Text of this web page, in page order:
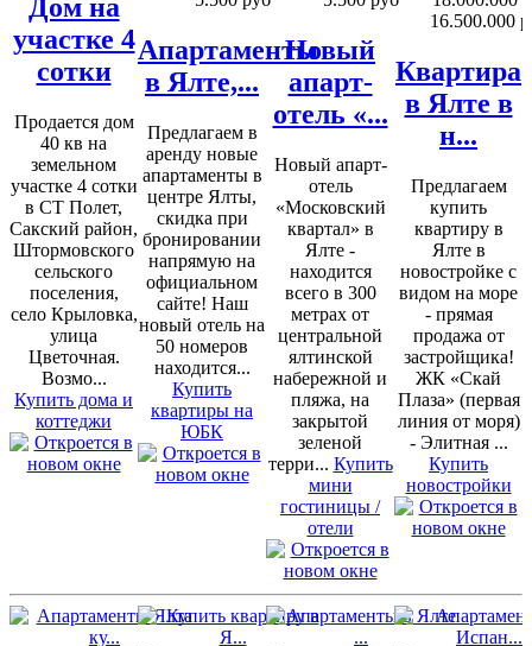
Дом на
участке 4
сотки
Продается дом
40 кв на
земельном
участке 4 сотки
в СТ Полет,
Сакский район,
Штормовского
сельского
поселения,
село Крыловка,
улица
Цветочная.
Возмо...
Купить дома и
коттеджи
Апартаменты
в Ялте,...
Предлагаем в
аренду новые
апартаменты в
центре Ялты,
скидка при
бронировании
напрямую на
официальном
сайте! Наш
новый отель на
50 номеров
находится...
Купить
квартиры на
ЮБК
Новый
апарт-
отель «...
Новый апарт-
отель
«Московский
квартал» в
Ялте -
находится
всего в 300
метрах от
центральной
ялтинской
набережной и
пляжа, на
закрытой
зеленой
терри... Купить
мини
гостиницы /
отели
16.500.000
Квартира
в Ялте в
н...
Предлагаем
купить
квартиру в
Ялте в
новостройке с
видом на море
- прямая
продажа от
застройщика!
ЖК «Скай
Плаза» (первая
линия от моря)
- Элитная ...
Купить
новостройки